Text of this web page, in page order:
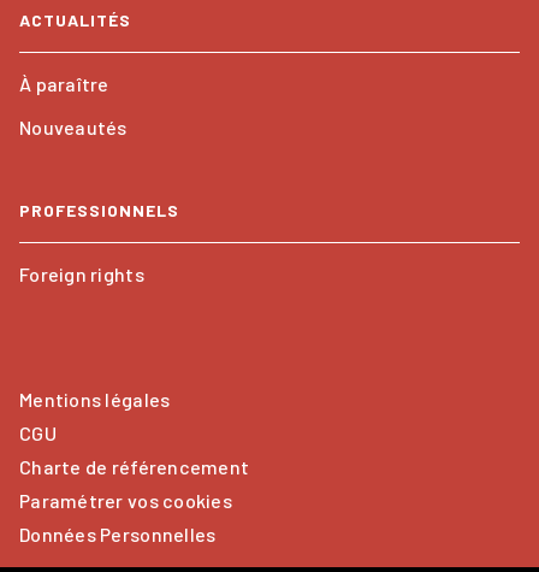
ACTUALITÉS
À paraître
Nouveautés
PROFESSIONNELS
Foreign rights
Mentions légales
CGU
Charte de référencement
Paramétrer vos cookies
Données Personnelles